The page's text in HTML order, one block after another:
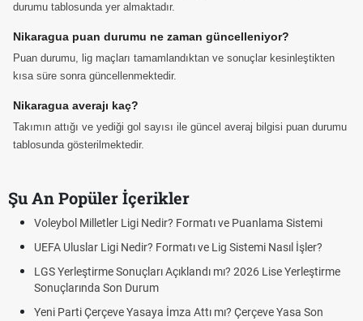
durumu tablosunda yer almaktadır.
Nikaragua puan durumu ne zaman güncelleniyor?
Puan durumu, lig maçları tamamlandıktan ve sonuçlar kesinleştikten
kısa süre sonra güncellenmektedir.
Nikaragua averajı kaç?
Takımın attığı ve yediği gol sayısı ile güncel averaj bilgisi puan durumu
tablosunda gösterilmektedir.
Şu An Popüler İçerikler
Voleybol Milletler Ligi Nedir? Formatı ve Puanlama Sistemi
UEFA Uluslar Ligi Nedir? Formatı ve Lig Sistemi Nasıl İşler?
LGS Yerleştirme Sonuçları Açıklandı mı? 2026 Lise Yerleştirme
Sonuçlarında Son Durum
Yeni Parti Çerçeve Yasaya İmza Attı mı? Çerçeve Yasa Son